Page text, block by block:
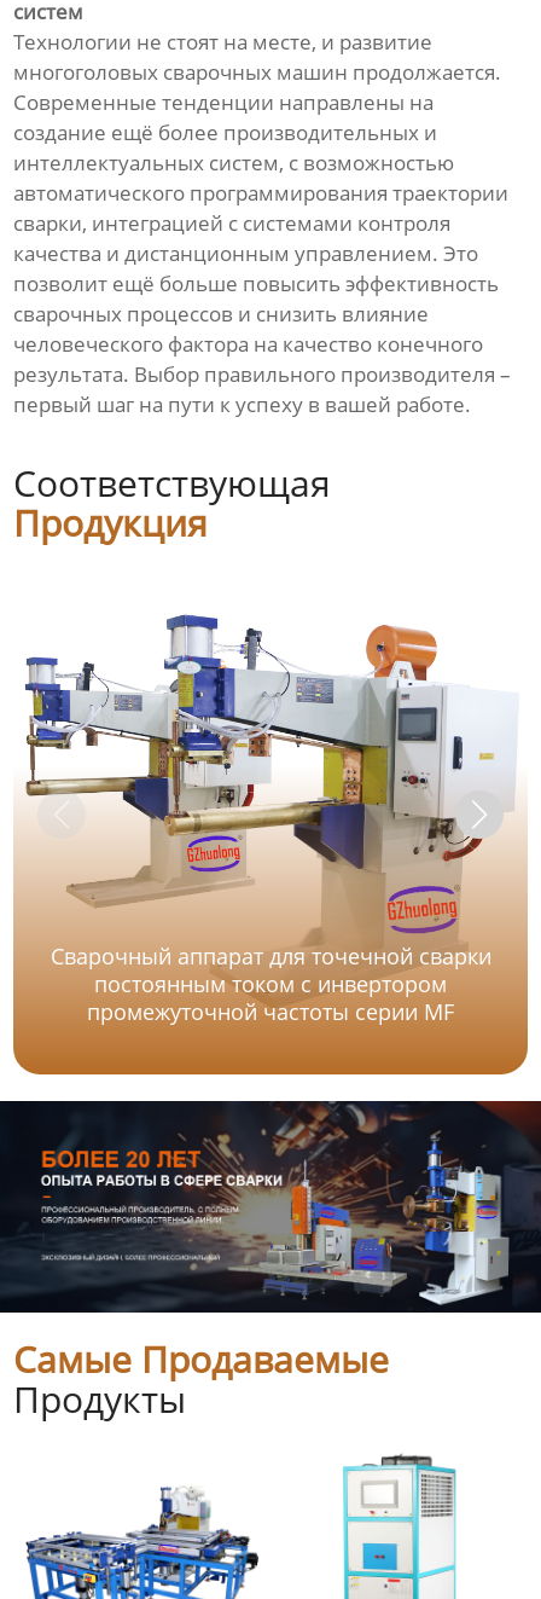
систем
Технологии не стоят на месте, и развитие
многоголовых сварочных машин продолжается.
Современные тенденции направлены на
создание ещё более производительных и
интеллектуальных систем, с возможностью
автоматического программирования траектории
сварки, интеграцией с системами контроля
качества и дистанционным управлением. Это
позволит ещё больше повысить эффективность
сварочных процессов и снизить влияние
человеческого фактора на качество конечного
результата. Выбор правильного производителя –
первый шаг на пути к успеху в вашей работе.
Соответствующая
Продукция
Сварочный аппарат для точечной сварки
постоянным током с инвертором
промежуточной частоты серии MF
Самые Продаваемые
Продукты